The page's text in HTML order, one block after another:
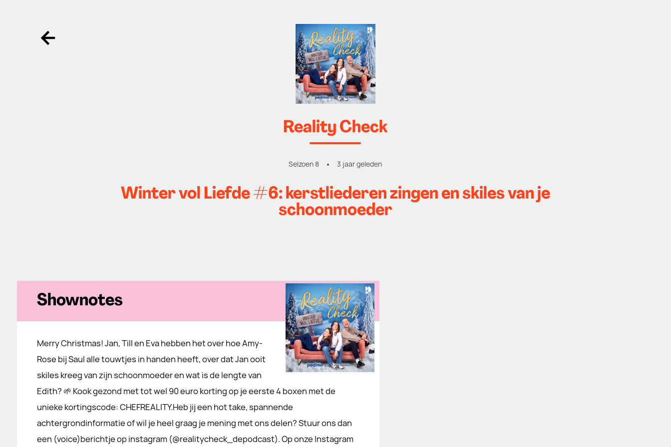
Ga terug
Reality Check
Seizoen 8 3 jaar geleden
Winter vol Liefde #6: kerstliederen zingen en skiles van je
schoonmoeder
Shownotes
Merry Christmas! Jan, Till en Eva hebben het over hoe Amy-
Rose bij Saul alle touwtjes in handen heeft, over dat Jan ooit
skiles kreeg van zijn schoonmoeder en wat is de lengte van
Edith? 🌱 Kook gezond met tot wel 90 euro korting op je eerste 4 boxen met de
unieke kortingscode: CHEFREALITY.Heb jij een hot take, spannende
achtergrondinformatie of wil je heel graag je mening met ons delen? Stuur ons dan
een (voice)berichtje op instagram (@realitycheck_depodcast). Op onze Instagram